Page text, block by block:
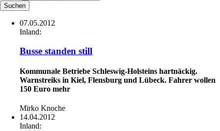
07.05.2012
Inland:
Busse standen still
Kommunale Betriebe Schleswig-Holsteins hartnäckig.
Warnstreiks in Kiel, Flensburg und Lübeck. Fahrer wollen
150 Euro mehr
Mirko Knoche
14.04.2012
Inland: